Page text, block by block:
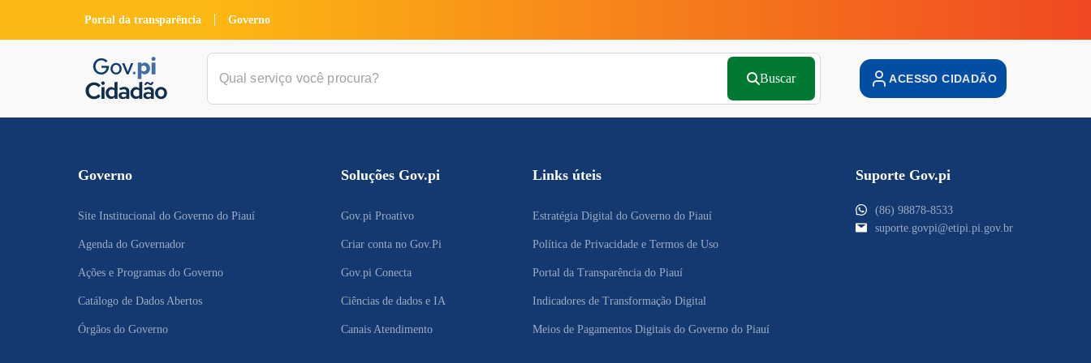
Portal da transparência Governo
Buscar ACESSO CIDADÃO
Governo
Site Institucional do Governo do Piauí
Agenda do Governador
Ações e Programas do Governo
Catálogo de Dados Abertos
Órgãos do Governo
Soluções Gov.pi
Gov.pi Proativo
Criar conta no Gov.Pi
Gov.pi Conecta
Ciências de dados e IA
Canais Atendimento
Links úteis
Estratégia Digital do Governo do Piauí
Política de Privacidade e Termos de Uso
Portal da Transparência do Piauí
Indicadores de Transformação Digital
Meios de Pagamentos Digitais do Governo do Piauí
Suporte Gov.pi
(86) 98878-8533
suporte.govpi@etipi.pi.gov.br